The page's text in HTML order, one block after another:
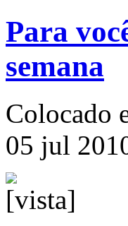
Para
semana
Colocado
05 jul